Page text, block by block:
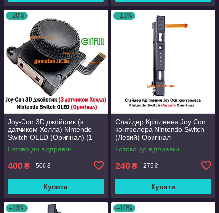
–20%
Joy-Con 3D джойстик (з
датчиком Холла) Nintendo
Switch OLED (Оригінал) (1
ШТ) (Ginfull)
Готово до відправки
400 ₴ 500 ₴
Купити
–13%
Слайдер Кріплення Joy Con
контролера Nintendo Switch
(Левий) Оригінал
Готово до відправки
240 ₴ 275 ₴
Купити
–13% –10%